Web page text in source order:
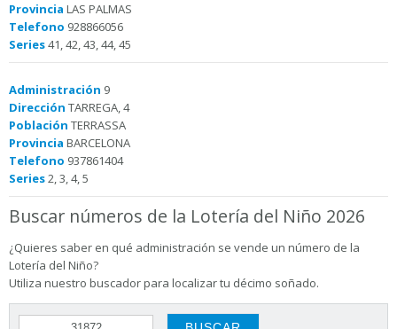
Provincia LAS PALMAS
Telefono 928866056
Series41, 42, 43, 44, 45
Administración 9
Dirección TARREGA, 4
Población TERRASSA
Provincia BARCELONA
Telefono 937861404
Series2, 3, 4, 5
Buscar números de la Lotería del Niño 2026
¿Quieres saber en qué administración se vende un número de la
Lotería del Niño?
Utiliza nuestro buscador para localizar tu décimo soñado.